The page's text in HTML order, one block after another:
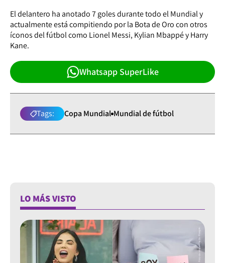
El delantero ha anotado 7 goles durante todo el Mundial y
actualmente está compitiendo por la Bota de Oro con otros
íconos del fútbol como Lionel Messi, Kylian Mbappé y Harry
Kane.
Whatsapp SuperLike
Tags: Copa Mundial Mundial de fútbol
LO MÁS VISTO